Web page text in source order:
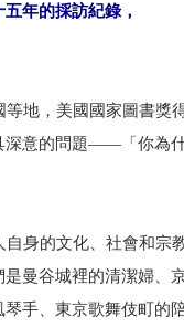
年的採訪紀錄，
地，美國國家圖書獎
意的問題——「你為
身的文化、社會和宗
曼谷城裡的清潔婦、
手、東京歌舞伎町